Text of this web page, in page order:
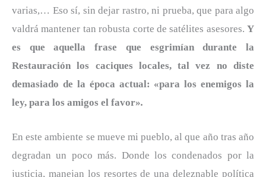
varias,… Eso sí, sin dejar rastro, ni prueba, que para algo
valdrá mantener tan robusta corte de satélites asesores. Y
es que aquella frase que esgrimían durante la
Restauración los caciques locales, tal vez no diste
demasiado de la época actual: «para los enemigos la
ley, para los amigos el favor».
En este ambiente se mueve mi pueblo, al que año tras año
degradan un poco más. Donde los condenados por la
justicia, manejan los resortes de una deleznable política